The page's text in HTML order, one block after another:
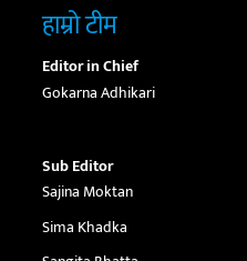
हाम्रो टीम
Editor in Chief
Gokarna Adhikari
Sub Editor
Sajina Moktan
Sima Khadka